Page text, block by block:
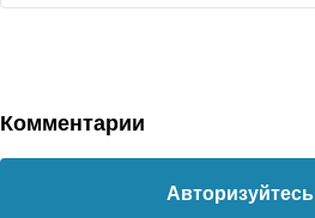
Комментарии
Авторизуйтесь